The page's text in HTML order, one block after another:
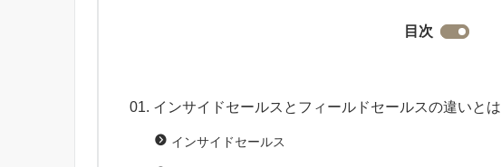
目次
インサイドセールスとフィールドセールスの違いとは
インサイドセールス